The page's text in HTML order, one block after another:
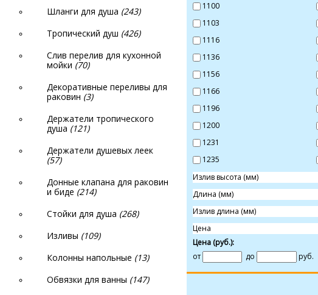
1100
1103
1116
1136
1156
1166
1196
1200
1231
1235
Излив высота (мм)
Длина (мм)
Излив длина (мм)
Цена
Цена (руб.):
от
до руб.
Шланги для душа (243)
Тропический душ (426)
Слив перелив для кухонной
мойки (70)
Декоративные переливы для
раковин (3)
Держатели тропического
душа (121)
Держатели душевых леек
(57)
Донные клапана для раковин
и биде (214)
Стойки для душа (268)
Изливы (109)
Колонны напольные (13)
Обвязки для ванны (147)